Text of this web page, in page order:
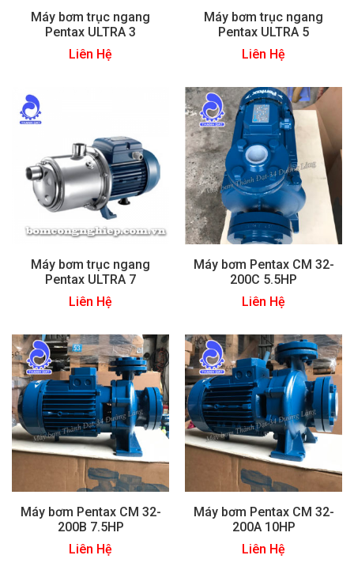
Máy bơm trục ngang
Pentax ULTRA 3
Liên Hệ
Máy bơm trục ngang
Pentax ULTRA 5
Liên Hệ
Máy bơm trục ngang
Pentax ULTRA 7
Liên Hệ
Máy bơm Pentax CM 32-
200C 5.5HP
Liên Hệ
Máy bơm Pentax CM 32-
200B 7.5HP
Liên Hệ
Máy bơm Pentax CM 32-
200A 10HP
Liên Hệ